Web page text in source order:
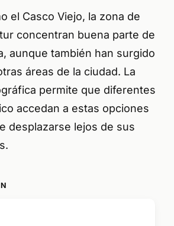
el Casco Viejo, la zona de
concentran buena parte de
aunque también han surgido
áreas de la ciudad. La
permite que diferentes
accedan a estas opciones
desplazarse lejos de sus